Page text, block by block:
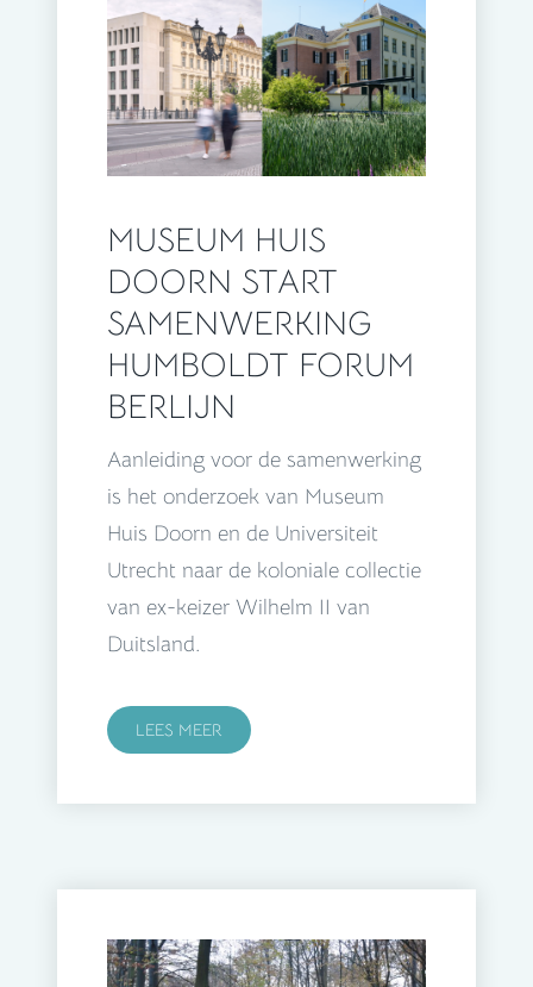
MUSEUM HUIS
DOORN START
SAMENWERKING
HUMBOLDT FORUM
BERLIJN
Aanleiding voor de samenwerking
is het onderzoek van Museum
Huis Doorn en de Universiteit
Utrecht naar de koloniale collectie
van ex-keizer Wilhelm II van
Duitsland.
LEES MEER